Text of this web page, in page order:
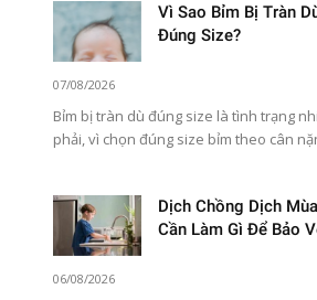
Vì Sao Bỉm Bị Tràn
Đúng Size?
07/08/2026
Bỉm bị tràn dù đúng size là tình trạng
phải, vì chọn đúng size bỉm theo cân
Dịch Chồng Dịch
Cần Làm Gì Để Bảo
06/08/2026